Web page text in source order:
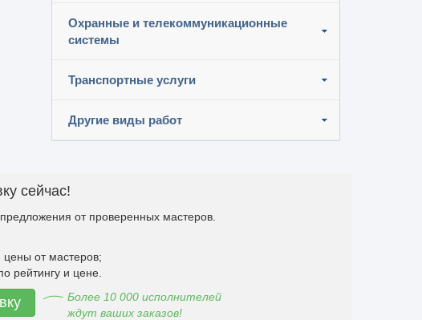
Охранные и телекоммуникационные
системы
Транспортные услуги
Другие виды работ
сейчас!
от проверенных мастеров.
цены от мастеров;
рейтингу и цене.
Более 10 000 исполнителей
ждут ваших заказов!